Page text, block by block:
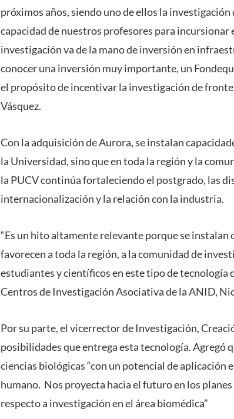
próximos años, siendo uno de ellos la
capacidad de nuestros profesores para incursionar
investigación va de la mano de inversión en
conocer una inversión muy importante, un
el propósito de incentivar la investigación de
Vásquez.
Con la adquisición de Aurora, se instalan
la Universidad, sino que en toda la región y la
la PUCV continúa fortaleciendo el postgrado, las
internacionalización y la relación con la industria.
“Es un hito altamente relevante porque se
favorecen a toda la región, a la comunidad de
estudiantes y científicos en este tipo de tecnología
Centros de Investigación Asociativa de la ANID,
Por su parte, el vicerrector de Investigación,
posibilidades que entrega esta tecnología. Agregó
ciencias biológicas “con un potencial de
humano. Nos proyecta hacia el futuro en los
respecto a investigación en el área biomédica”